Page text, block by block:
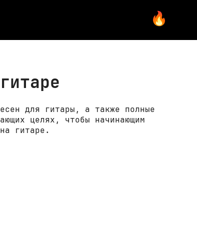
для гитары, а также полные
целях, чтобы начинающим
гитаре.